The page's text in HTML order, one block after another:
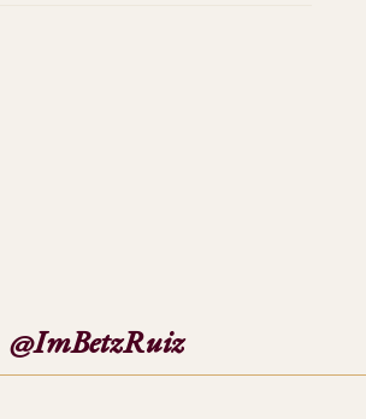
@ImBetzRuiz